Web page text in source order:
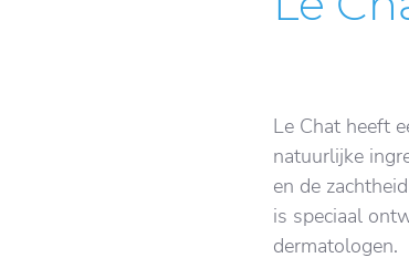
Le Chat heeft
natuurlijke
en de
is speciaal
dermatologen.